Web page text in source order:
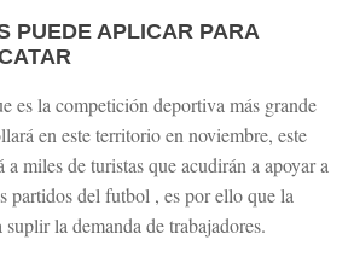
PUEDE APLICAR PARA
es la competición deportiva más grande
en este territorio en noviembre, este
a miles de turistas que acudirán a apoyar a
partidos del futbol , es por ello que la
la demanda de trabajadores.